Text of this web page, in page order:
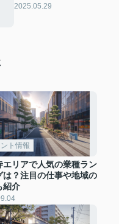
2025.05.29
ト情報
エリアで人気の業種ラン
は？注目の仕事や地域の
紹介